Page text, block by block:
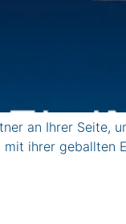
an Ihrer Seite,
mit ihrer geballten